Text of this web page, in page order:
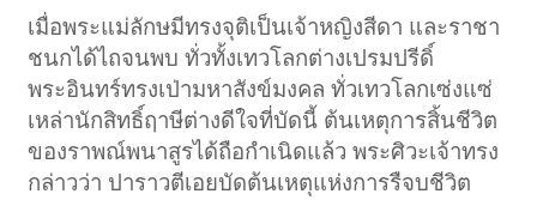
เมื่อพระแม่ลักษมีทรงจุติเป็นเจ้าหญิงสีดา และราชา
ชนกได้ไถจนพบ ทั่วทั้งเทวโลกต่างเปรมปรีดิ์
พระอินทร์ทรงเป่ามหาสังข์มงคล ทั่วเทวโลกเซ่งแซ่
เหล่านักสิทธิ์ฤาษีต่างดีใจที่บัดนี้ ต้นเหตุการสิ้นชีวิต
ของราพณ์พนาสูรได้ถือกำเนิดแล้ว พระศิวะเจ้าทรง
กล่าวว่า ปาราวตีเอยบัดต้นเหตุแห่งการรืจบชีวิต